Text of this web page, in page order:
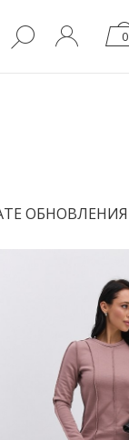
0
ОБНОВЛЕНИЯ